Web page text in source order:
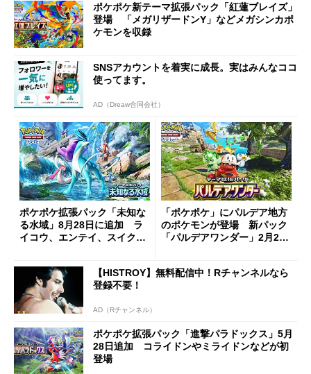
ポケポケ新テーマ拡張パック「紅蓮ブレイズ」
登場 「メガリザードンY」などメガシンカポ
ケモンを収録
SNSアカウントを着実に成長。実はみんなココ
使ってます。
AD（Dreaw合同会社）
ポケポケ拡張パック「未知な
る水域」8月28日に追加 ラ
イコウ、エンテイ、スイクン
「ポケポケ」にパルデア地方
のポケモンが登場 新パック
「パルデアワンダー」2月26
【HISTROY】無料配信中！Rチャンネルなら
登録不要！
AD（Rチャンネル）
ポケポケ拡張パック「進撃パラドックス」5月
28日追加 コライドンやミライドンなどが初
登場